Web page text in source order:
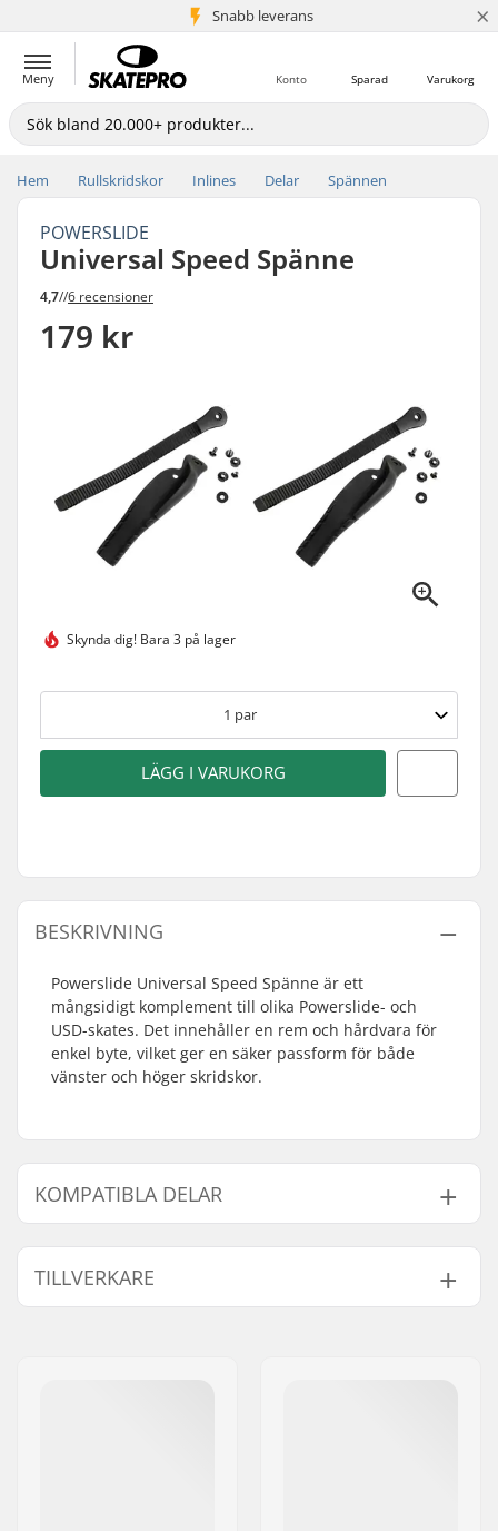
Snabb leverans
5+ milj. kunder ×
Meny Varukorg
Sparad
Konto
Hem Rullskridskor Inlines Delar Spännen
POWERSLIDE
Universal Speed Spänne
4,7//6 recensioner
179 kr
Skynda dig! Bara 3 på lager
1 par
LÄGG I VARUKORG
BESKRIVNING
Powerslide Universal Speed Spänne är ett
mångsidigt komplement till olika Powerslide- och
USD-skates. Det innehåller en rem och hårdvara för
enkel byte, vilket ger en säker passform för både
vänster och höger skridskor.
KOMPATIBLA DELAR
Finn produkter som är kompatibla med Powerslide
Universal Speed Spänne:
TILLVERKARE